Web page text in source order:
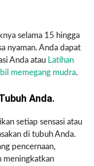
selama 15 hingga
nyaman. Anda dapat
Anda atau Latihan
memegang mudra.
Anda.
setiap sensasi atau
di tubuh Anda.
pencernaan,
meningkatkan